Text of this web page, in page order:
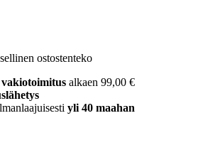
ostostenteko
alkaen 99,00 €
yli 40 maahan